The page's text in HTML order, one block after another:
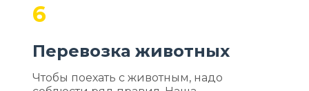
6
Перевозка животных
Чтобы поехать с животным, надо